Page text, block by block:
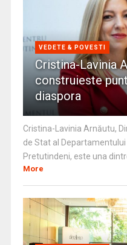
VEDETE & POVESTI
Cristina-Lavinia
construieste
diaspora
Cristina-Lavinia Arnăutu,
de Stat al
Pretutindeni, este una
More